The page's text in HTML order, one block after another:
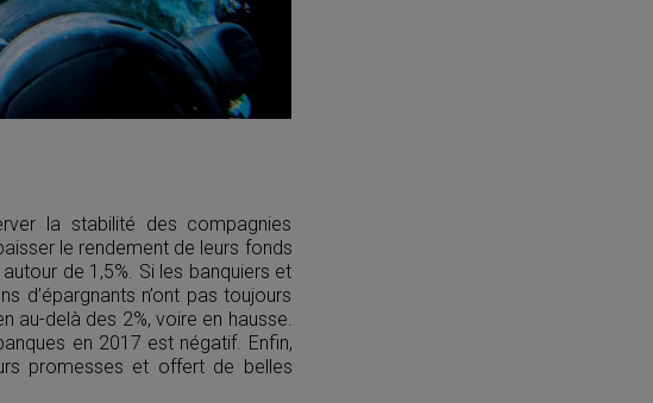
la stabilité des compagnies
le rendement de leurs fonds
de 1,5%. Si les banquiers et
d’épargnants n’ont pas toujours
au-delà des 2%, voire en hausse.
en 2017 est négatif. Enfin,
promesses et offert de belles